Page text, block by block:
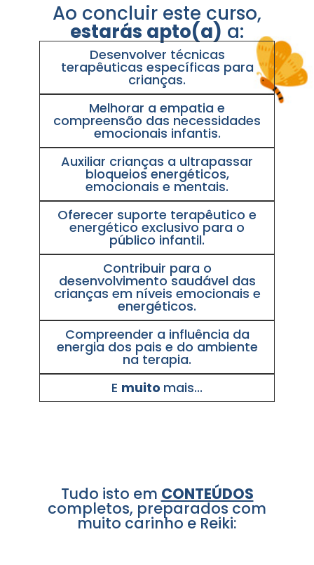
Ao concluir este curso,
estarás apto(a) a:
Desenvolver técnicas
terapêuticas específicas para
crianças.
Melhorar a empatia e
compreensão das necessidades
emocionais infantis.
Auxiliar crianças a ultrapassar
bloqueios energéticos,
emocionais e mentais.
Oferecer suporte terapêutico e
energético exclusivo para o
público infantil.
Contribuir para o
desenvolvimento saudável das
crianças em níveis emocionais e
energéticos.
Compreender a influência da
energia dos pais e do ambiente
na terapia.
E muito mais...
Tudo isto em CONTEÚDOS
completos, preparados com
muito carinho e Reiki: